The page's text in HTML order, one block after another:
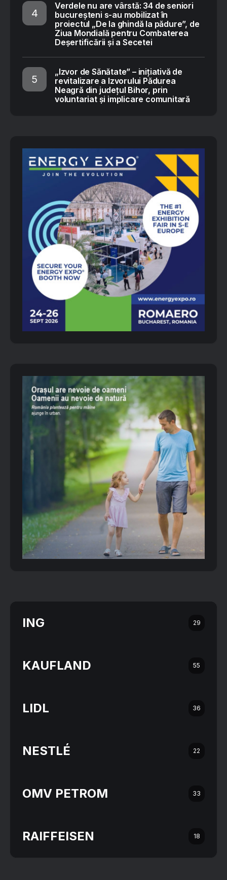
Verdele nu are vârstă: 34 de seniori
bucureșteni s-au mobilizat în
proiectul „De la ghindă la pădure”, de
Ziua Mondială pentru Combaterea
Deșertificării și a Secetei
„Izvor de Sănătate” – inițiativă de
revitalizare a Izvorului Pădurea
Neagră din județul Bihor, prin
voluntariat și implicare comunitară
ING 29
KAUFLAND 55
LIDL 36
NESTLÉ 22
OMV PETROM 33
RAIFFEISEN 18